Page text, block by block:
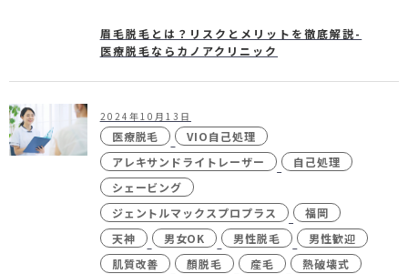
眉毛脱毛とは？リスクとメリットを徹底解説-
医療脱毛ならカノアクリニック
2024年10月13日
医療脱毛
VIO自己処理
アレキサンドライトレーザー
自己処理
シェービング
ジェントルマックスプロプラス
福岡
天神
男女OK 男性脱毛
男性歓迎
肌質改善
顏脱毛 産毛
熱破壊式